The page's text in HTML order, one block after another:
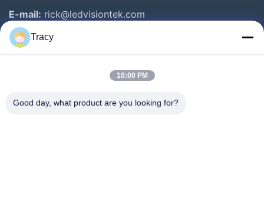
E-mail: rick@ledvisiontek.com
Liens Rapides
Produits
Tracy
10:00 PM
Good day, what product are you looking for?